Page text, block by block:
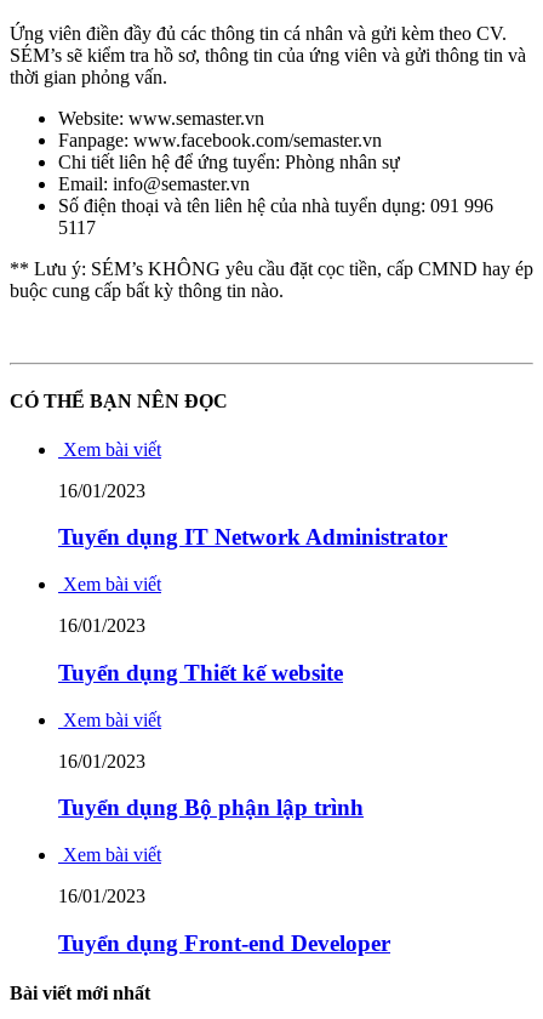
Ứng viên điền đầy đủ các thông tin cá nhân và gửi kèm theo CV.
SÉM’s sẽ kiểm tra hồ sơ, thông tin của ứng viên và gửi thông tin và
thời gian phỏng vấn.
Website: www.semaster.vn
Fanpage: www.facebook.com/semaster.vn
Chi tiết liên hệ để ứng tuyển: Phòng nhân sự
Email: info@semaster.vn
Số điện thoại và tên liên hệ của nhà tuyển dụng: 091 996
5117
** Lưu ý: SÉM’s KHÔNG yêu cầu đặt cọc tiền, cấp CMND hay ép
buộc cung cấp bất kỳ thông tin nào.
CÓ THỂ BẠN NÊN ĐỌC
Xem bài viết
16/01/2023
Tuyển dụng IT Network Administrator
Xem bài viết
16/01/2023
Tuyển dụng Thiết kế website
Xem bài viết
16/01/2023
Tuyển dụng Bộ phận lập trình
Xem bài viết
16/01/2023
Tuyển dụng Front-end Developer
Bài viết mới nhất